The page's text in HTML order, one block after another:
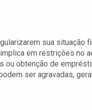
sua situação
em restrições no
ou obtenção de
ser agravadas,